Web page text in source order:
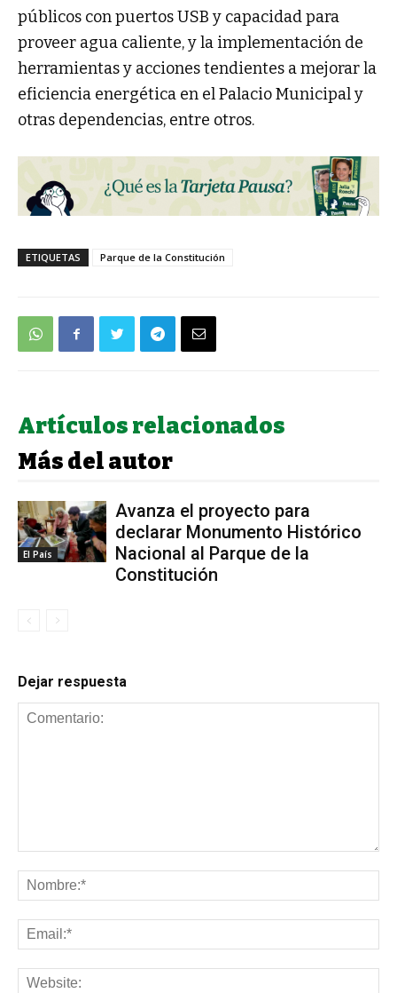
públicos con puertos USB y capacidad para
proveer agua caliente, y la implementación de
herramientas y acciones tendientes a mejorar la
eficiencia energética en el Palacio Municipal y
otras dependencias, entre otros.
ETIQUETAS Parque de la Constitución
Artículos relacionados
Más del autor
El País
Avanza el proyecto para
declarar Monumento Histórico
Nacional al Parque de la
Constitución
Dejar respuesta